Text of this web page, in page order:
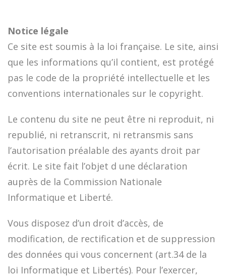
Notice légale
Ce site est soumis à la loi française. Le site, ainsi
que les informations qu’il contient, est protégé
pas le code de la propriété intellectuelle et les
conventions internationales sur le copyright.
Le contenu du site ne peut être ni reproduit, ni
republié, ni retranscrit, ni retransmis sans
l’autorisation préalable des ayants droit par
écrit. Le site fait l’objet d une déclaration
auprès de la Commission Nationale
Informatique et Liberté.
Vous disposez d’un droit d’accès, de
modification, de rectification et de suppression
des données qui vous concernent (art.34 de la
loi Informatique et Libertés). Pour l’exercer,